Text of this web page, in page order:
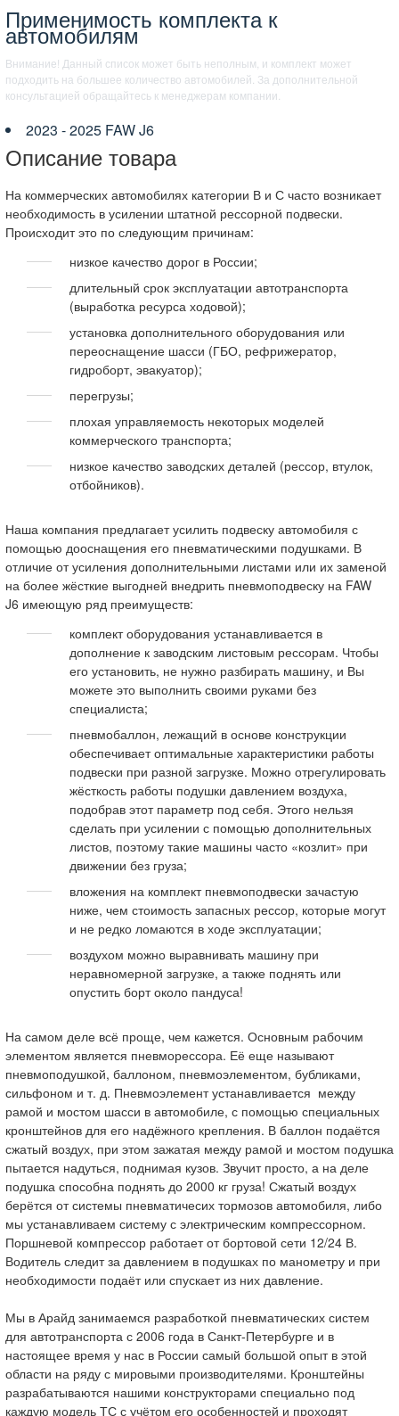
Применимость комплекта к
автомобилям
Внимание! Данный список может быть неполным, и комплект может
подходить на большее количество автомобилей. За дополнительной
консультацией обращайтесь к менеджерам компании.
2023 - 2025 FAW J6
Описание товара
На коммерческих автомобилях категории В и С часто возникает
необходимость в усилении штатной рессорной подвески.
Происходит это по следующим причинам:
низкое качество дорог в России;
длительный срок эксплуатации автотранспорта
(выработка ресурса ходовой);
установка дополнительного оборудования или
переоснащение шасси (ГБО, рефрижератор,
гидроборт, эвакуатор);
перегрузы;
плохая управляемость некоторых моделей
коммерческого транспорта;
низкое качество заводских деталей (рессор, втулок,
отбойников).
Наша компания предлагает усилить подвеску автомобиля с
помощью дооснащения его пневматическими подушками. В
отличие от усиления дополнительными листами или их заменой
на более жёсткие выгодней внедрить пневмоподвеску на FAW
J6 имеющую ряд преимуществ:
комплект оборудования устанавливается в
дополнение к заводским листовым рессорам. Чтобы
его установить, не нужно разбирать машину, и Вы
можете это выполнить своими руками без
специалиста;
пневмобаллон, лежащий в основе конструкции
обеспечивает оптимальные характеристики работы
подвески при разной загрузке. Можно отрегулировать
жёсткость работы подушки давлением воздуха,
подобрав этот параметр под себя. Этого нельзя
сделать при усилении с помощью дополнительных
листов, поэтому такие машины часто «козлит» при
движении без груза;
вложения на комплект пневмоподвески зачастую
ниже, чем стоимость запасных рессор, которые могут
и не редко ломаются в ходе эксплуатации;
воздухом можно выравнивать машину при
неравномерной загрузке, а также поднять или
опустить борт около пандуса!
На самом деле всё проще, чем кажется. Основным рабочим
элементом является пневморессора. Её еще называют
пневмоподушкой, баллоном, пневмоэлементом, бубликами,
сильфоном и т. д. Пневмоэлемент устанавливается между
рамой и мостом шасси в автомобиле, с помощью специальных
кронштейнов для его надёжного крепления. В баллон подаётся
сжатый воздух, при этом зажатая между рамой и мостом подушка
пытается надуться, поднимая кузов. Звучит просто, а на деле
подушка способна поднять до 2000 кг груза! Сжатый воздух
берётся от системы пневматичесих тормозов автомобиля, либо
мы устанавливаем систему с электрическим компрессорном.
Поршневой компрессор работает от бортовой сети 12/24 В.
Водитель следит за давлением в подушках по манометру и при
необходимости подаёт или спускает из них давление.
Мы в Арайд занимаемся разработкой пневматических систем
для автотранспорта с 2006 года в Санкт-Петербурге и в
настоящее время у нас в России самый большой опыт в этой
области на ряду с мировыми производителями. Кронштейны
разрабатываются нашими конструкторами специально под
каждую модель ТС с учётом его особенностей и проходят